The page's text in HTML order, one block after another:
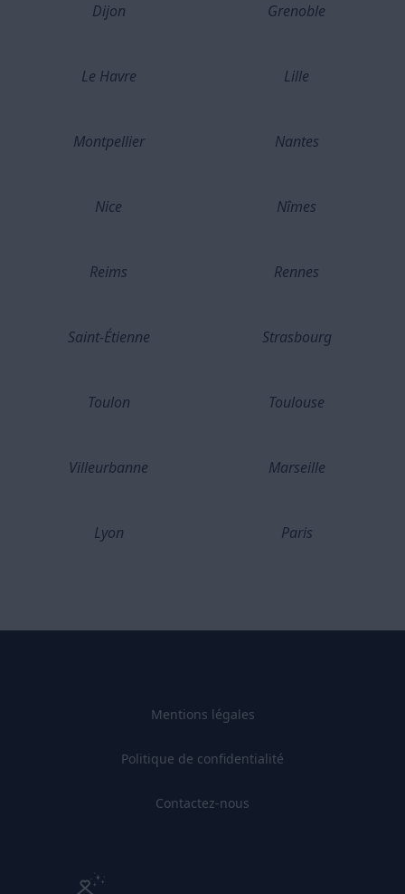
Dijon Grenoble
Le Havre Lille
Montpellier Nantes
Nice Nîmes
Reims Rennes
Saint-Étienne Strasbourg
Toulon Toulouse
Villeurbanne Marseille
Lyon Paris
Mentions légales
Politique de confidentialité
Contactez-nous